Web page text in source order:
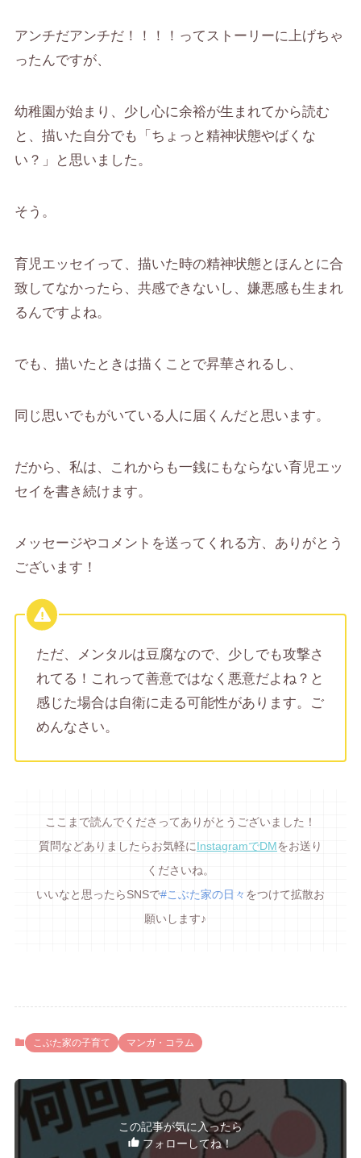
アンチだアンチだ！！！！ってストーリーに上げちゃ
ったんですが、
幼稚園が始まり、少し心に余裕が生まれてから読む
と、描いた自分でも「ちょっと精神状態やばくな
い？」と思いました。
そう。
育児エッセイって、描いた時の精神状態とほんとに合
致してなかったら、共感できないし、嫌悪感も生まれ
るんですよね。
でも、描いたときは描くことで昇華されるし、
同じ思いでもがいている人に届くんだと思います。
だから、私は、これからも一銭にもならない育児エッ
セイを書き続けます。
メッセージやコメントを送ってくれる方、ありがとう
ございます！
ただ、メンタルは豆腐なので、少しでも攻撃さ
れてる！これって善意ではなく悪意だよね？と
感じた場合は自衛に走る可能性があります。ご
めんなさい。
ここまで読んでくださってありがとうございました！
質問などありましたらお気軽に InstagramでDM をお送り
くださいね。
いいなと思ったらSNSで#こぶた家の日々 をつけて拡散お
願いします♪
こぶた家の子育て マンガ・コラム
この記事が気に入ったら
フォローしてね！